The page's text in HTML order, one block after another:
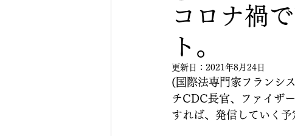
コロナ禍
ト。
更新日： 2021年8月24日
(国際法専門家フランシ
チCDC長官、ファイザ
すれば、発信していく予